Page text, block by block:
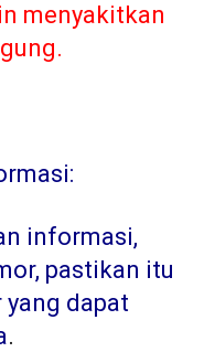
menyakitkan
informasi,
pastikan itu
yang dapat
.